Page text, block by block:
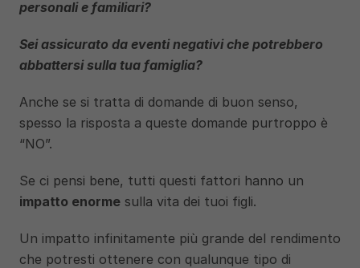
personali e familiari?
Sei assicurato da eventi negativi che potrebbero
abbattersi sulla tua famiglia?
Anche se si tratta di domande di buon senso,
spesso la risposta a queste domande purtroppo è
“NO”.
impatto enorme sulla vita dei tuoi figli.
Un impatto infinitamente più grande del rendimento
che potresti ottenere con qualunque tipo di